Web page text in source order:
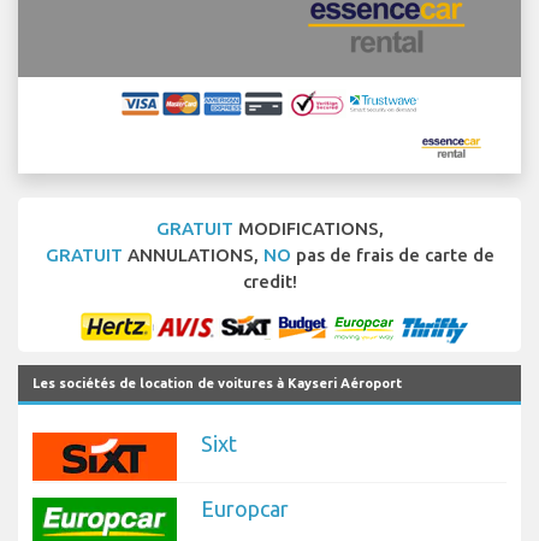
GRATUIT MODIFICATIONS,
GRATUIT ANNULATIONS, NO pas de frais de carte de
credit!
Les sociétés de location de voitures à Kayseri Aéroport
Sixt
Europcar